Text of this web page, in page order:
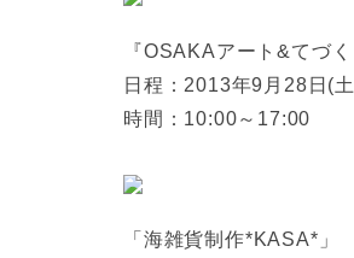
『OSAKAアート&てづ
日程：2013年9月28日(
時間：10:00～17:00
「海雑貨制作*KASA*」